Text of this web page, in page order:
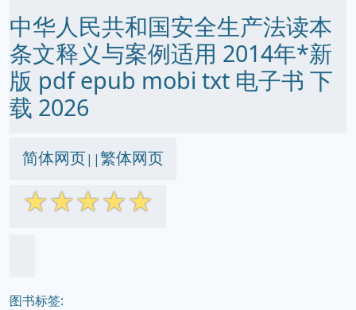
中华人民共和国安全生产法读本
条文释义与案例适用 2014年*新
版 pdf epub mobi txt 电子书 下
载 2026
简体网页||繁体网页
☆☆☆☆☆
图书标签: